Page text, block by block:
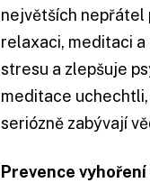
největších nepřátel
relaxaci, meditaci a
stresu a zlepšuje
meditace
seriózně zabývají
Prevence vyhoření